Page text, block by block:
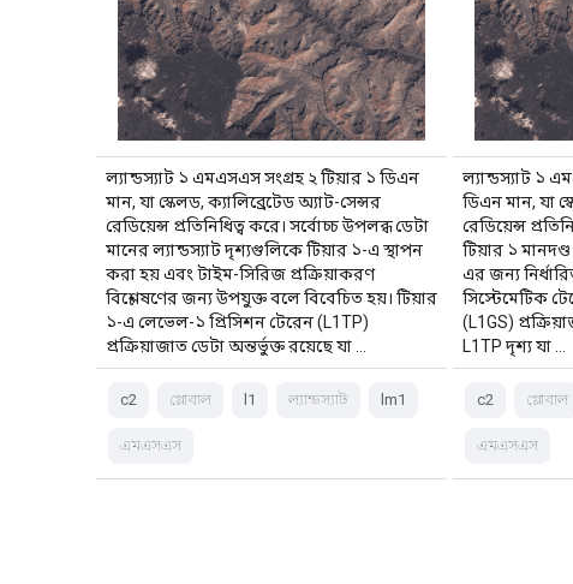
ল্যান্ডস্যাট ১ এমএসএস সংগ্রহ ২ টিয়ার ১ ডিএন
মান, যা স্কেলড, ক্যালিব্রেটেড অ্যাট-সেন্সর
রেডিয়েন্স প্রতিনিধিত্ব করে। সর্বোচ্চ উপলব্ধ ডেটা
মানের ল্যান্ডস্যাট দৃশ্যগুলিকে টিয়ার ১-এ স্থাপন
করা হয় এবং টাইম-সিরিজ প্রক্রিয়াকরণ
বিশ্লেষণের জন্য উপযুক্ত বলে বিবেচিত হয়। টিয়ার
১-এ লেভেল-১ প্রিসিশন টেরেন (L1TP)
প্রক্রিয়াজাত ডেটা অন্তর্ভুক্ত রয়েছে যা …
c2 গ্লোবাল l1 ল্যান্ডস্যাট lm1
এমএসএস
ল্যান্ডস্যাট ১
ডিএন মান, যা
রেডিয়েন্স
টিয়ার ১
এর জন্য
সিস্টেমেটিক
(L1GS)
L1TP দৃশ্য যা …
c2 গ্লোবাল
এমএসএস